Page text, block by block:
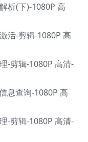
析(下)-1080P 高
活-剪辑-1080P 高
-剪辑-1080P 高清-
息查询-1080P 高
-剪辑-1080P 高清-